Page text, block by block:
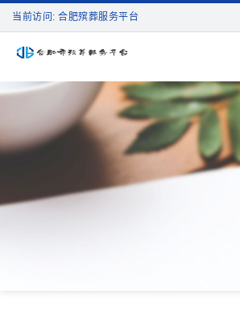
当前访问: 合肥殡葬服务平台